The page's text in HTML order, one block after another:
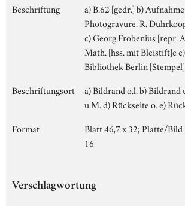
Beschriftung
a) B.62 [gedr.] b)
Photogravure, R.
c) Georg Frobenius [repr.
Math. [hss. mit Bleistift]e
Bibliothek Berlin [Stempel]
Beschriftungsort
a) Bildrand o.l. b) Bildrand
u.M. d) Rückseite o. e)
Format
Blatt 46,7 x 32; Platte/Bild
16
Verschlagwortung